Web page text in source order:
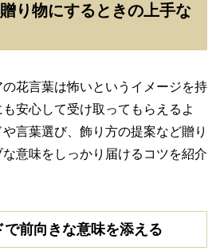
り物にするときの上手な
花言葉は怖いというイメージを持
安心して受け取ってもらえるよ
言葉選び、飾り方の提案など贈り
意味をしっかり届けるコツを紹介
で前向きな意味を添える